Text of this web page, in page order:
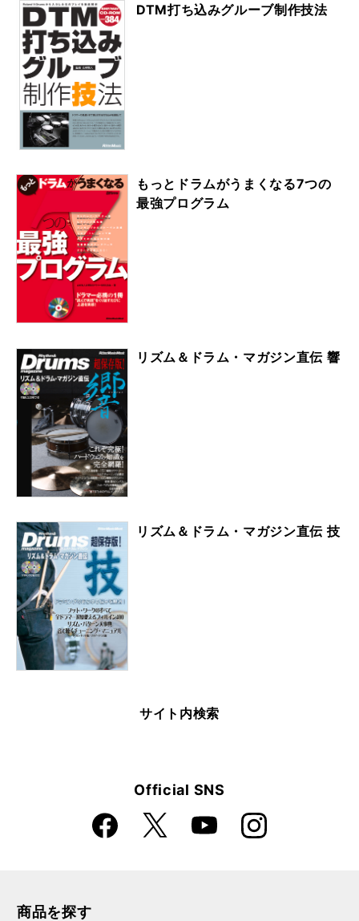
DTM打ち込みグルーブ制作技法
もっとドラムがうまくなる7つの
最強プログラム
リズム＆ドラム・マガジン直伝 響
リズム＆ドラム・マガジン直伝 技
サイト内検索
Official SNS
Faceboo
k
X YouTube Instagra
m
商品を探す